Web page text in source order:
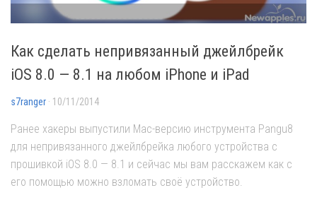
Как сделать непривязанный джейлбрейк
iOS 8.0 — 8.1 на любом iPhone и iPad
s7ranger · 10/11/2014
Ранее хакеры выпустили Mac-версию инструмента Pangu8
для непривязанного джейлбрейка любого устройства с
прошивкой iOS 8.0 — 8.1 и сейчас мы вам расскажем как с
его помощью можно взломать своё устройство.